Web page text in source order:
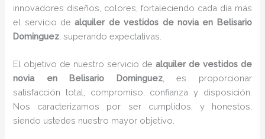
innovadores diseños, colores, fortaleciendo cada día más
el servicio dealquiler de vestidos de novia en Belisario
Dominguez , superando expectativas.
El objetivo de nuestro servicio de alquiler de vestidos de
novia en Belisario Dominguez, es proporcionar
satisfacción total, compromiso, confianza y disposición.
Nos caracterizamos por ser cumplidos, y honestos,
siendo ustedes nuestro mayor objetivo.